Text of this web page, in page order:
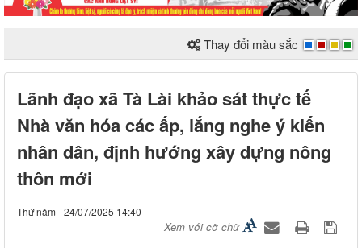
Thay đổi màu sắc
Lãnh đạo xã Tà Lài khảo sát thực tế
Nhà văn hóa các ấp, lắng nghe ý kiến
nhân dân, định hướng xây dựng nông
thôn mới
Thứ năm - 24/07/2025 14:40
Xem với cỡ chữ